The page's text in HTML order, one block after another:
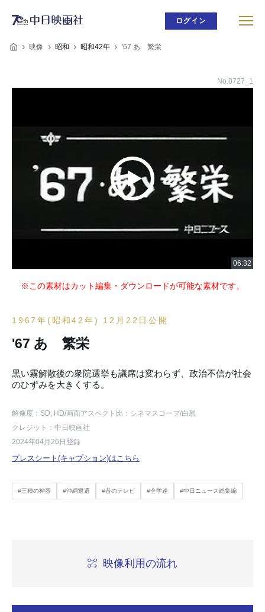
ログイン
映像 昭和 昭和42年 '67 あゝ繁栄
No.0727_1
※この素材はカット編集・ダウンロードが可能な素材です。
1967年(昭和42年) 12月22日公開
'67 あゝ繁栄
黒い霧解散後の衆院選挙も議席は変わらず、政治不信が社会
のひずみを大きくする。
解像度：SD, HD/画面アスペクト比：シネマスコープ/白黒
クレジット：中日映画社
2024年04月26日登録
プレスシート(キャプション)はこちら
#三種の神器 #沖縄返還 #昔のテレビ #全学連 #中日ニュース総集編
映像利用の流れ